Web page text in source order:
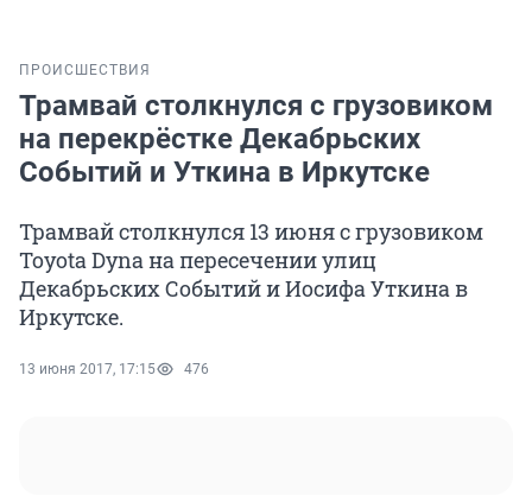
ПРОИСШЕСТВИЯ
Трамвай столкнулся с грузовиком
на перекрёстке Декабрьских
Событий и Уткина в Иркутске
Трамвай столкнулся 13 июня с грузовиком
Toyota Dyna на пересечении улиц
Декабрьских Событий и Иосифа Уткина в
Иркутске.
13 июня 2017, 17:15 476